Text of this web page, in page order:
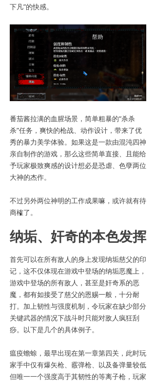
下凡”的快感。
番茄酱拉满的血腥场景，简单粗暴的“杀杀
杀”任务，爽快的枪战、动作设计，带来了优
秀的暴力美学体验。如果这是一款由混沌四神
亲自制作的游戏，那么这些简单直接、且能给
予玩家极致爽感的设计想必是恐虐、色孽两位
大神的杰作。
不过另外两位神明的工作成果嘛，或许就有待
商榷了。
纳垢、奸奇的本色发挥
首先可以在所有敌人的身上发现纳垢慈父的印
记，这不仅体现在游戏中登场的纳垢恶魔上，
游戏中登场的所有敌人，甚至是奸奇系的恶
魔，都有如接受了慈父的恩赐一般，十分耐
打。加上韧性与强度机制，令玩家在缺少部分
关键武器的情况下战斗时只能对敌人疯狂刮
痧。以下是几个的具体例子。
瘟疫蟾蜍，最早出现在第一章第四关，此时玩
家手中仅有爆矢枪、霰弹枪、以及备弹量较低
但唯一一个强度高于其韧性的等离子枪，玩家